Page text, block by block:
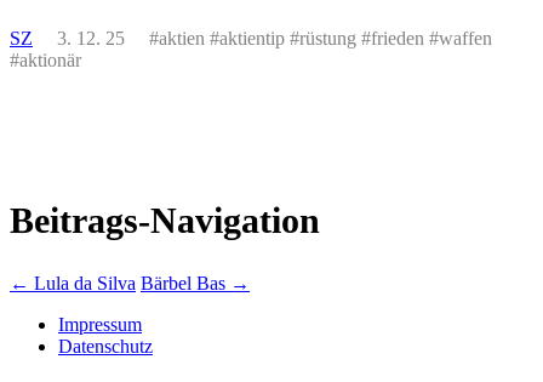
SZ 3. 12. 25 #aktien #aktientip #rüstung #frieden #waffen
#aktionär
Beitrags-Navigation
← Lula da Silva Bärbel Bas →
Impressum
Datenschutz